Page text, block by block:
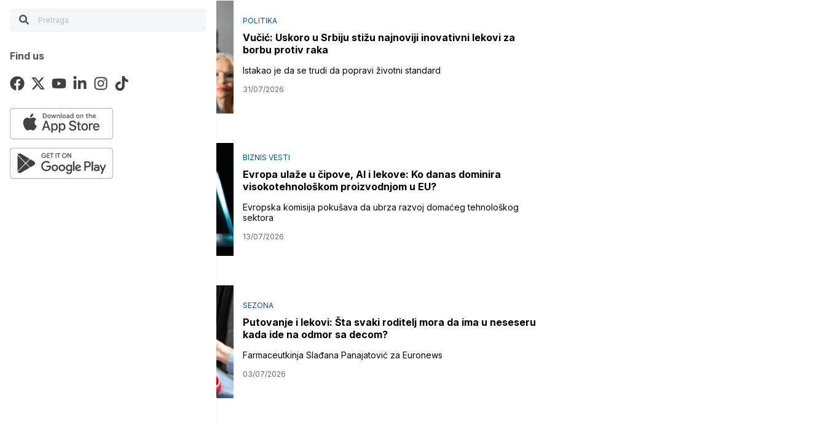
Find us
POLITIKA
Vučić: Uskoro u Srbiju stižu najnoviji inovativni lekovi za
borbu protiv raka
Istakao je da se trudi da popravi životni standard
31/07/2026
BIZNIS VESTI
Evropa ulaže u čipove, AI i lekove: Ko danas dominira
visokotehnološkom proizvodnjom u EU?
Evropska komisija pokušava da ubrza razvoj domaćeg tehnološkog
sektora
13/07/2026
SEZONA
Putovanje i lekovi: Šta svaki roditelj mora da ima u neseseru
kada ide na odmor sa decom?
Farmaceutkinja Slađana Panajatović za Euronews
03/07/2026